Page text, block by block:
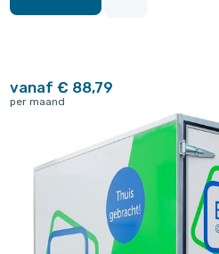
vanaf € 88,79
per maand